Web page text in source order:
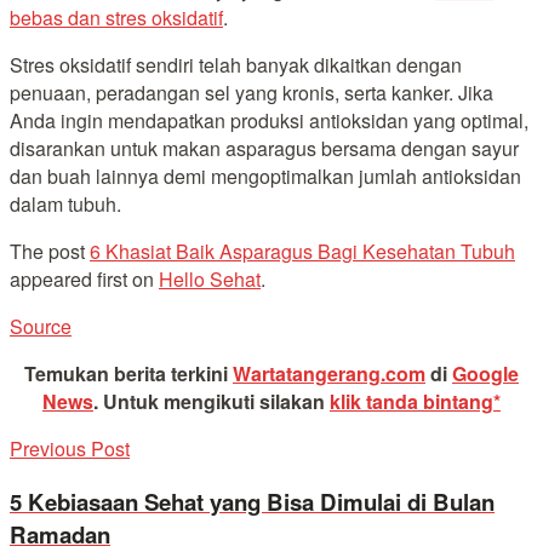
bebas dan stres oksidatif.
Stres oksidatif sendiri telah banyak dikaitkan dengan
penuaan, peradangan sel yang kronis, serta kanker. Jika
Anda ingin mendapatkan produksi antioksidan yang optimal,
disarankan untuk makan asparagus bersama dengan sayur
dan buah lainnya demi mengoptimalkan jumlah antioksidan
dalam tubuh.
The post6 Khasiat Baik Asparagus Bagi Kesehatan Tubuh
appeared first on Hello Sehat.
Source
Temukan berita terkiniWartatangerang.comdiGoogle
News. Untuk mengikuti silakan klik tanda bintang*
Previous Post
5 Kebiasaan Sehat yang Bisa Dimulai di Bulan
Ramadan